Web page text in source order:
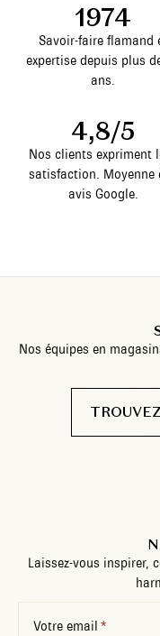
1974
Savoir-faire flamand
expertise depuis plus
ans.
4,8/5
Nos clients expriment
satisfaction. Moyenne
avis Google.
Nos équipes en
Laissez-vous inspirer,
Votre email